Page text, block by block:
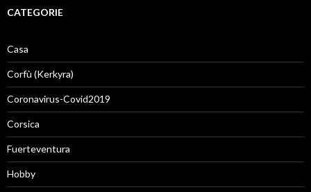
CATEGORIE
Casa
Corfù (Kerkyra)
Coronavirus-Covid2019
Corsica
Fuerteventura
Hobby